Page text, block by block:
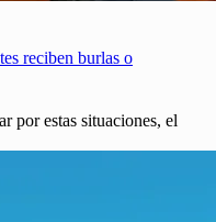
reciben burlas o
por estas situaciones, el